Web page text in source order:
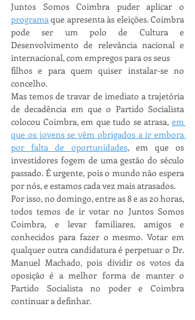
programa que apresenta às eleições. Coimbra
pode ser um polo de Cultura e
Desenvolvimento de relevância nacional e
internacional, com empregos para os seus
filhos e para quem quiser instalar-se no
concelho.
Mas temos de travar de imediato a trajetória
de decadência em que o Partido Socialista
colocou Coimbra, em que tudo se atrasa, em
que os jovens se vêm obrigados a ir embora
por falta de oportunidades, em que os
investidores fogem de uma gestão do século
passado. É urgente, pois o mundo não espera
por nós, e estamos cada vez mais atrasados.
Por isso, no domingo, entre as 8 e as 20 horas,
todos temos de ir votar no Juntos Somos
Coimbra, e levar familiares, amigos e
conhecidos para fazer o mesmo. Votar em
qualquer outra candidatura é perpetuar o Dr.
Manuel Machado, pois dividir os votos da
oposição é a melhor forma de manter o
Partido Socialista no poder e Coimbra
continuar a definhar.